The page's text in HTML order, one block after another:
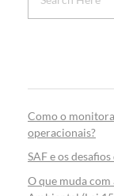
Como o
operacionais?
SAF e os
O que muda